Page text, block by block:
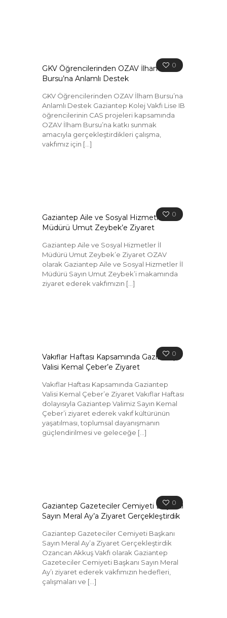
0
GKV Öğrencilerinden OZAV İlham
Bursu’na Anlamlı Destek
GKV Öğrencilerinden OZAV İlham Bursu’na
Anlamlı Destek Gaziantep Kolej Vakfı Lise IB
öğrencilerinin CAS projeleri kapsamında
OZAV İlham Bursu’na katkı sunmak
amacıyla gerçekleştirdikleri çalışma,
vakfımız için […]
0
Gaziantep Aile ve Sosyal Hizmetler İl
Müdürü Umut Zeybek’e Ziyaret
Gaziantep Aile ve Sosyal Hizmetler İl
Müdürü Umut Zeybek’e Ziyaret OZAV
olarak Gaziantep Aile ve Sosyal Hizmetler İl
Müdürü Sayın Umut Zeybek’i makamında
ziyaret ederek vakfımızın […]
0
Vakıflar Haftası Kapsamında Gaziantep
Valisi Kemal Çeber’e Ziyaret
Vakıflar Haftası Kapsamında Gaziantep
Valisi Kemal Çeber’e Ziyaret Vakıflar Haftası
dolayısıyla Gaziantep Valimiz Sayın Kemal
Çeber’i ziyaret ederek vakıf kültürünün
yaşatılması, toplumsal dayanışmanın
güçlendirilmesi ve geleceğe […]
0
Gaziantep Gazeteciler Cemiyeti Başkanı
Sayın Meral Ay’a Ziyaret Gerçekleştirdik
Gaziantep Gazeteciler Cemiyeti Başkanı
Sayın Meral Ay’a Ziyaret Gerçekleştirdik
Ozancan Akkuş Vakfı olarak Gaziantep
Gazeteciler Cemiyeti Başkanı Sayın Meral
Ay’ı ziyaret ederek vakfımızın hedefleri,
çalışmaları ve […]